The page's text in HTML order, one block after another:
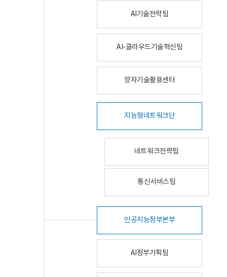
AI기술전략팀
AI-클라우드기술혁신팀
양자기술활용센터
지능형네트워크단
네트워크전략팀
통신서비스팀
인공지능정부본부
AI정부기획팀